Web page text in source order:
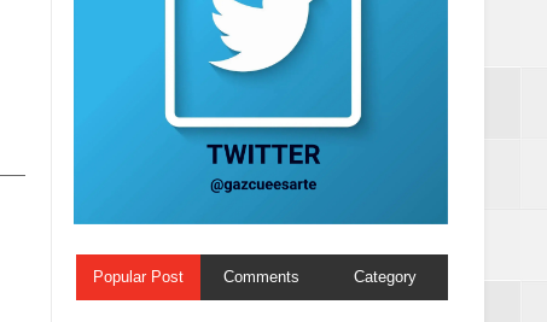
Popular Post Comments Category